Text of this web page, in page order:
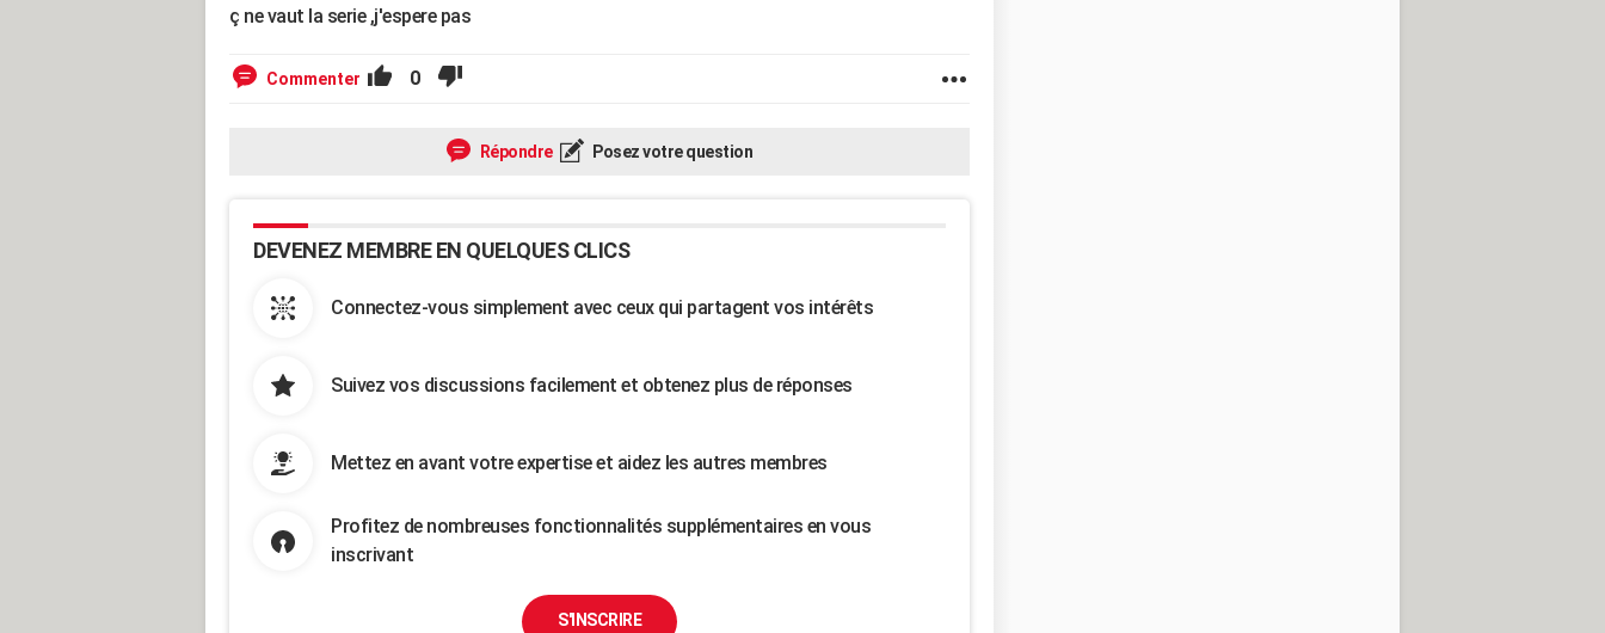
ç ne vaut la serie ,j'espere pas
Commenter 0
Répondre Posez votre question
DEVENEZ MEMBRE EN QUELQUES CLICS
Connectez-vous simplement avec ceux qui partagent vos intérêts
Suivez vos discussions facilement et obtenez plus de réponses
Mettez en avant votre expertise et aidez les autres membres
Profitez de nombreuses fonctionnalités supplémentaires en vous
inscrivant
S'INSCRIRE